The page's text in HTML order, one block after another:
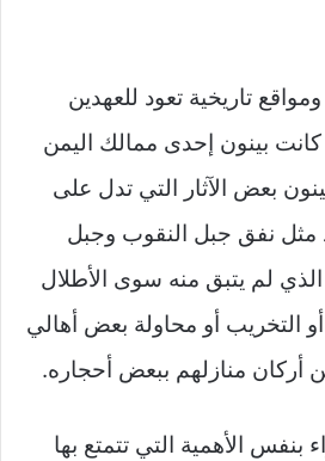
تاريخية تعود للعهدين
بينون إحدى ممالك اليمن
بعض الآثار التي تدل على
مثل نفق جبل النقوب وجبل
لم يتبق منه سوى الأطلال
التخريب أو محاولة بعض أهالي
أركان منازلهم ببعض أحجاره.
بنفس الأهمية التي تتمتع بها